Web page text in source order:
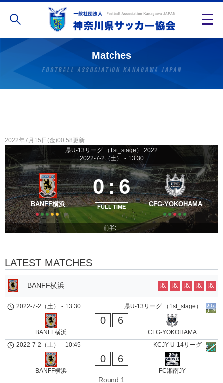
Matches
2022年7月15日(金)00:58更新
県U-13リーグ （1st_stage） 2022
2022-7-2（土）
- 13:30
BANFF横浜
0:6
FULL TIME CFG-YOKOHAMA
前半: -
LATEST MATCHES
BANFF横浜 敗 敗 敗 敗 敗
県U-13リーグ （1st_stage）
2022-7-2（土） - 13:30
BANFF横浜
0 6
CFG-YOKOHAMA
KCJY U-14リーグ
2022-7-2（土） - 10:45
BANFF横浜
0 6
FC湘南JY
Round 1